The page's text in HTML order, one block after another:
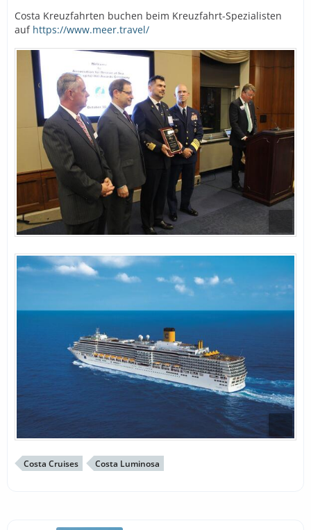
Costa Kreuzfahrten buchen beim Kreuzfahrt-Spezialisten
auf https://www.meer.travel/
Costa Cruises Costa Luminosa